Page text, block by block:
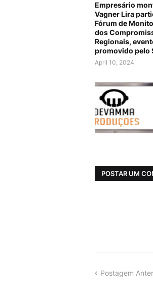
Empresário
Vagner Lira
Fórum de
dos
Regionais,
promovido pelo
April 10, 2024
POSTAR UM
Postagem